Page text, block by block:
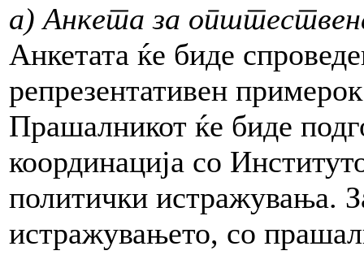
а) Анкета за
Анкетата ќе биде
репрезентативен
Прашалникот ќе биде
координација со
политички истражувања.
истражувањето, со